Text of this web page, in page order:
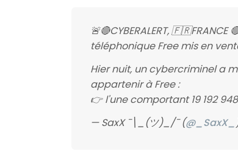
🚨🔴CYBERALERT,
téléphonique Free mis en
Hier nuit, un cybercriminel a
appartenir à Free :
👉 l'une comportant 19 192
— SaxX ¯\_(ツ)_/¯ (@_SaxX_